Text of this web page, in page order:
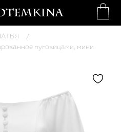
пуговицами, мини